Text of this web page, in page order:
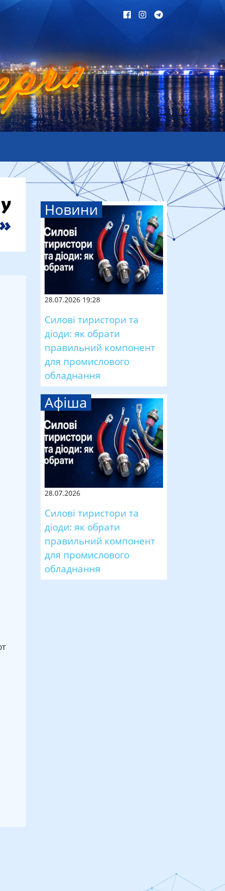
Новини
28.07.2026 19:28
Силові тиристори та
діоди: як обрати
правильний компонент
для промислового
обладнання
Афіша
28.07.2026
Силові тиристори та
діоди: як обрати
правильний компонент
для промислового
обладнання